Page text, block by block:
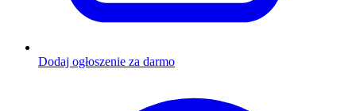
Dodaj ogłoszenie za darmo